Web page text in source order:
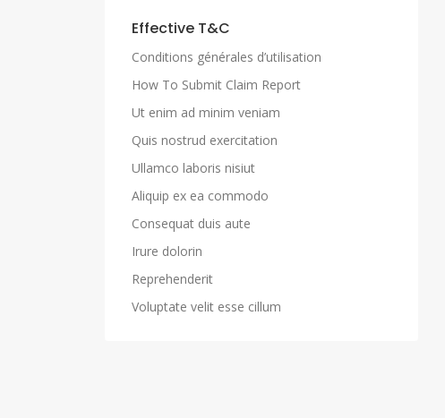
Effective T&C
Conditions générales d’utilisation
How To Submit Claim Report
Ut enim ad minim veniam
Quis nostrud exercitation
Ullamco laboris nisiut
Aliquip ex ea commodo
Consequat duis aute
Irure dolorin
Reprehenderit
Voluptate velit esse cillum